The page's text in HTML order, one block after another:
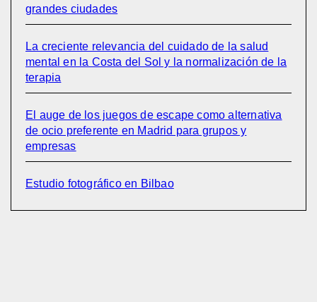
grandes ciudades
La creciente relevancia del cuidado de la salud
mental en la Costa del Sol y la normalización de la
terapia
El auge de los juegos de escape como alternativa
de ocio preferente en Madrid para grupos y
empresas
Estudio fotográfico en Bilbao